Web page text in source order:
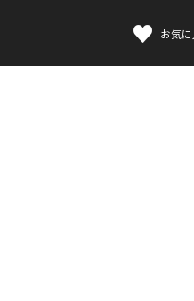
お気